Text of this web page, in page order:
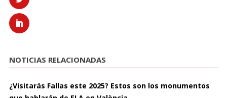
NOTICIAS RELACIONADAS
¿Visitarás Fallas este 2025? Estos son los monumentos